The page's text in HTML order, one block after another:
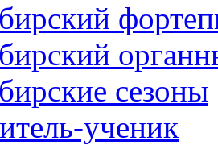
сезоны
ученик